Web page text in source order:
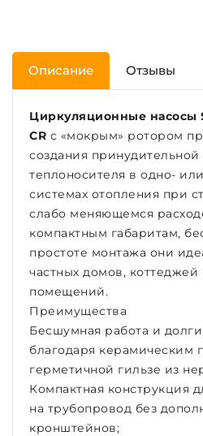
Описание Отзывы
Циркуляционные насосы
CR с «мокрым» ротором
создания
теплоносителя в одно-
системах отопления при
слабо меняющемся
компактным габаритам,
простоте монтажа они
частных домов,
помещений.
Преимущества
Бесшумная работа и
благодаря керамическим
герметичной гильзе из
Компактная конструкция
на трубопровод без
кронштейнов;